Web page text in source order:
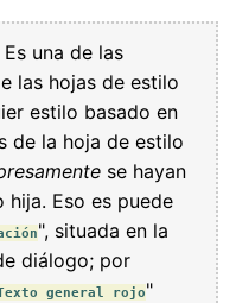
Es una de las
las hojas de estilo
estilo basado en
de la hoja de estilo
se hayan
Eso es puede
", situada en la
diálogo; por
general rojo"